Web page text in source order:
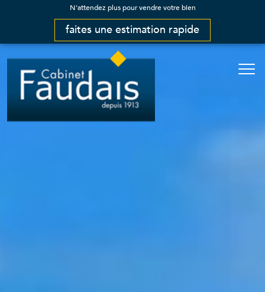
N'attendez plus pour vendre votre bien
faites une estimation rapide